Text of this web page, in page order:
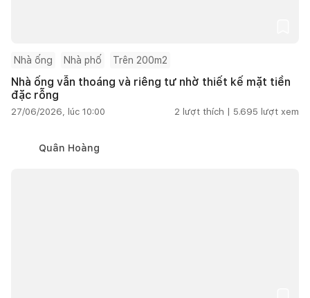
Nhà ống Nhà phố Trên 200m2
Nhà ống vẫn thoáng và riêng tư nhờ thiết kế mặt tiền
đặc rỗng
27/06/2026, lúc 10:00 2 lượt thích | 5.695 lượt xem
Quân Hoàng